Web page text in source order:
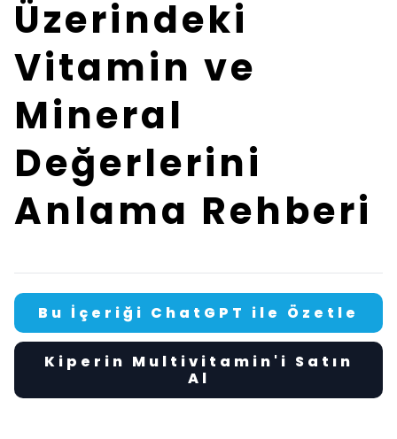
Üzerindeki
Vitamin ve
Mineral
Değerlerini
Anlama Rehberi
Bu İçeriği ChatGPT ile Özetle
Kiperin Multivitamin'i Satın
Al